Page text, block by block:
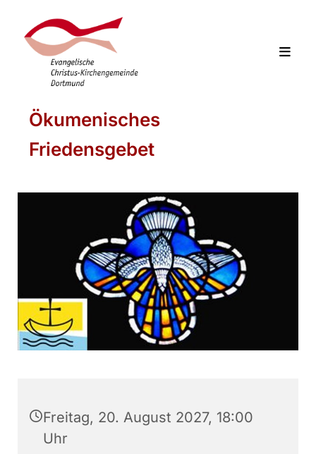
Ökumenisches
Friedensgebet
Freitag, 20. August 2027, 18:00
Uhr